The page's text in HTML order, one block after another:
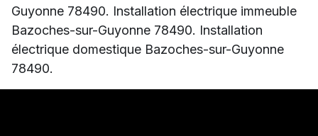
Guyonne 78490. Installation électrique immeuble
Bazoches-sur-Guyonne 78490. Installation
électrique domestique Bazoches-sur-Guyonne
78490.